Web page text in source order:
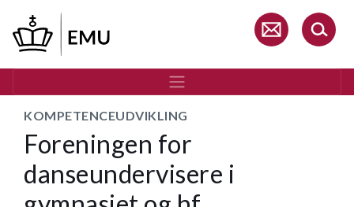
hovedindhold
KOMPETENCEUDVIKLING
Foreningen for
danseundervisere i